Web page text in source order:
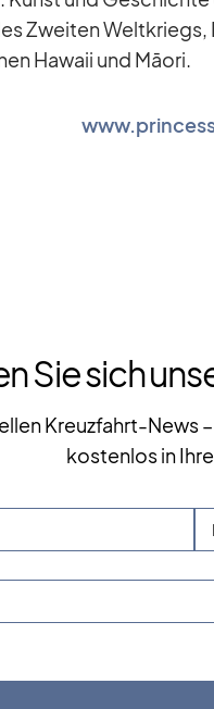
Zwei­ten
Ha­waii und Māori.
Sie sich
Kreuzfahrt-News
kostenlos in